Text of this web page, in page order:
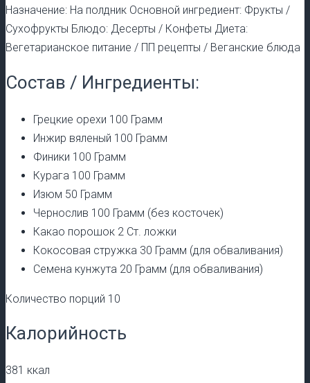
Назначение: На полдник Основной ингредиент: Фрукты /
Сухофрукты Блюдо: Десерты / Конфеты Диета:
Вегетарианское питание / ПП рецепты / Веганские блюда
Состав / Ингредиенты:
Грецкие орехи 100 Грамм
Инжир вяленый 100 Грамм
Финики 100 Грамм
Курага 100 Грамм
Изюм 50 Грамм
Чернослив 100 Грамм (без косточек)
Какао порошок 2 Ст. ложки
Кокосовая стружка 30 Грамм (для обваливания)
Семена кунжута 20 Грамм (для обваливания)
Количество порций 10
Калорийность
381 ккал